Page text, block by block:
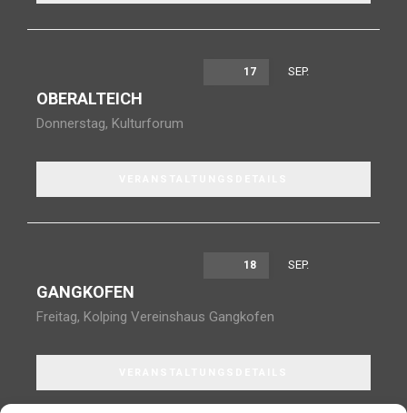
17 SEP.
OBERALTEICH
Donnerstag, Kulturforum
18 SEP.
GANGKOFEN
Freitag, Kolping Vereinshaus Gangkofen